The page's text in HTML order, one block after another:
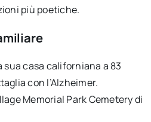
più poetiche.
sua casa californiana a 83
con l’Alzheimer.
Memorial Park Cemetery di